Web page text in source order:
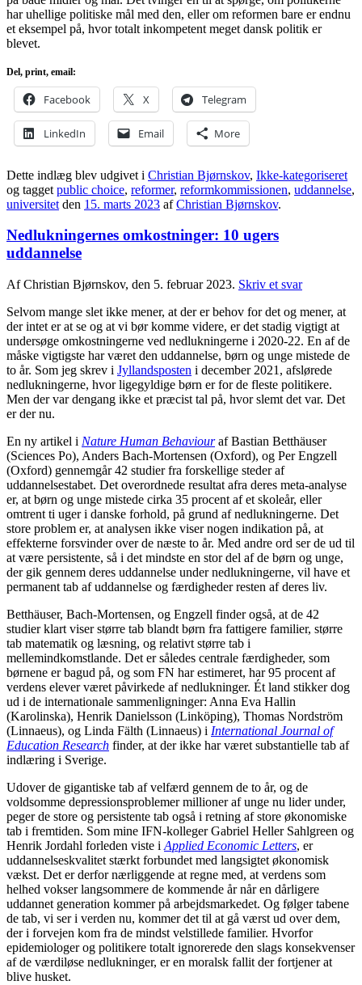
har uhellige politiske mål med den, eller om reformen bare er endnu
et eksempel på, hvor totalt inkompetent meget dansk politik er
blevet.
Del, print, email:
Facebook X Telegram
LinkedIn Email More
Dette indlæg blev udgivet i Christian Bjørnskov, Ikke-kategoriseret
og tagget public choice, reformer, reformkommissionen, uddannelse,
universitet den 15. marts 2023 afChristian Bjørnskov.
Nedlukningernes omkostninger: 10 ugers
uddannelse
Af Christian Bjørnskov, den 5. februar 2023. Skriv et svar
Selvom mange slet ikke mener, at der er behov for det og mener, at
der intet er at se og at vi bør komme videre, er det stadig vigtigt at
undersøge omkostningerne ved nedlukningerne i 2020-22. En af de
måske vigtigste har været den uddannelse, børn og unge mistede de
to år. Som jeg skrev i Jyllandsposten i december 2021, afslørede
nedlukningerne, hvor ligegyldige børn er for de fleste politikere.
Men der var dengang ikke et præcist tal på, hvor slemt det var. Det
er der nu.
En ny artikel i Nature Human Behaviouraf Bastian Betthäuser
(Sciences Po), Anders Bach-Mortensen (Oxford), og Per Engzell
(Oxford) gennemgår 42 studier fra forskellige steder af
uddannelsestabet. Det overordnede resultat afra deres meta-analyse
er, at børn og unge mistede cirka 35 procent af et skoleår, eller
omtrent ti uger i danske forhold, på grund af nedlukningerne. Det
store problem er, at analysen ikke viser nogen indikation på, at
effekterne forsvinder over de næste to år. Med andre ord ser de ud til
at være persistente, så i det mindste en stor del af de børn og unge,
der gik gennem deres uddannelse under nedlukningerne, vil have et
permanent tab af uddannelse og færdigheder resten af deres liv.
Betthäuser, Bach-Mortensen, og Engzell finder også, at de 42
studier klart viser større tab blandt børn fra fattigere familier, større
tab matematik og læsning, og relativt større tab i
mellemindkomstlande. Det er således centrale færdigheder, som
børnene er bagud på, og som FN har estimeret, har 95 procent af
verdens elever været påvirkede af nedlukninger. Ét land stikker dog
ud i de internationale sammenligninger: Anna Eva Hallin
(Karolinska), Henrik Danielsson (Linköping), Thomas Nordström
(Linnaeus), og Linda Fälth (Linnaeus) i International Journal of
Education Research finder, at der ikke har været substantielle tab af
indlæring i Sverige.
Udover de gigantiske tab af velfærd gennem de to år, og de
voldsomme depressionsproblemer millioner af unge nu lider under,
peger de store og persistente tab også i retning af store økonomiske
tab i fremtiden. Som mine IFN-kolleger Gabriel Heller Sahlgreen og
Henrik Jordahl forleden viste i Applied Economic Letters, er
uddannelseskvalitet stærkt forbundet med langsigtet økonomisk
vækst. Det er derfor nærliggende at regne med, at verdens som
helhed vokser langsommere de kommende år når en dårligere
uddannet generation kommer på arbejdsmarkedet. Og følger tabene
de tab, vi ser i verden nu, kommer det til at gå værst ud over dem,
der i forvejen kom fra de mindst velstillede familier. Hvorfor
epidemiologer og politikere totalt ignorerede den slags konsekvenser
af de værdiløse nedlukninger, er en moralsk fallit der fortjener at
blive husket.